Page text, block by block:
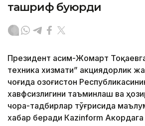
ташриф буюрди
Президент Қасим-Жомарт
техника хизмати” акциядорлик
чоғида Қозоғистон
хавфсизлигини таъминлаш ва
чора-тадбирлар тўғрисида
хабар беради Каzinform Акордага